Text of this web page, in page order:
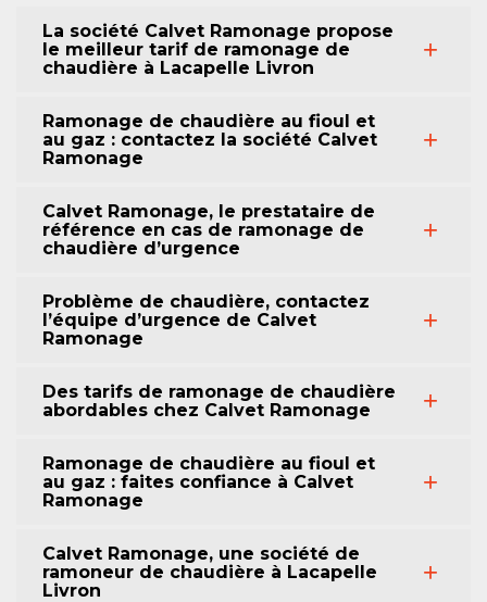
La société Calvet Ramonage propose
le meilleur tarif de ramonage de
chaudière à Lacapelle Livron
Ramonage de chaudière au fioul et
au gaz : contactez la société Calvet
Ramonage
Calvet Ramonage, le prestataire de
référence en cas de ramonage de
chaudière d’urgence
Problème de chaudière, contactez
l’équipe d’urgence de Calvet
Ramonage
Des tarifs de ramonage de chaudière
abordables chez Calvet Ramonage
Ramonage de chaudière au fioul et
au gaz : faites confiance à Calvet
Ramonage
Calvet Ramonage, une société de
ramoneur de chaudière à Lacapelle
Livron